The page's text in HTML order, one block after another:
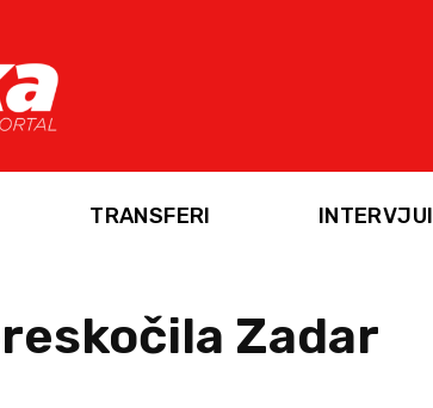
TRANSFERI INTERVJUI
Zadar